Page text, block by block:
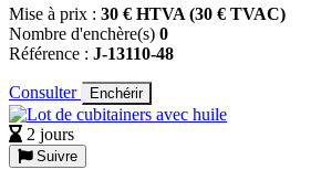
Mise à prix : 30 € HTVA (30 € TVAC)
Nombre d'enchère(s) 0
Référence : J-13110-48
Consulter Enchérir
2 jours
Suivre